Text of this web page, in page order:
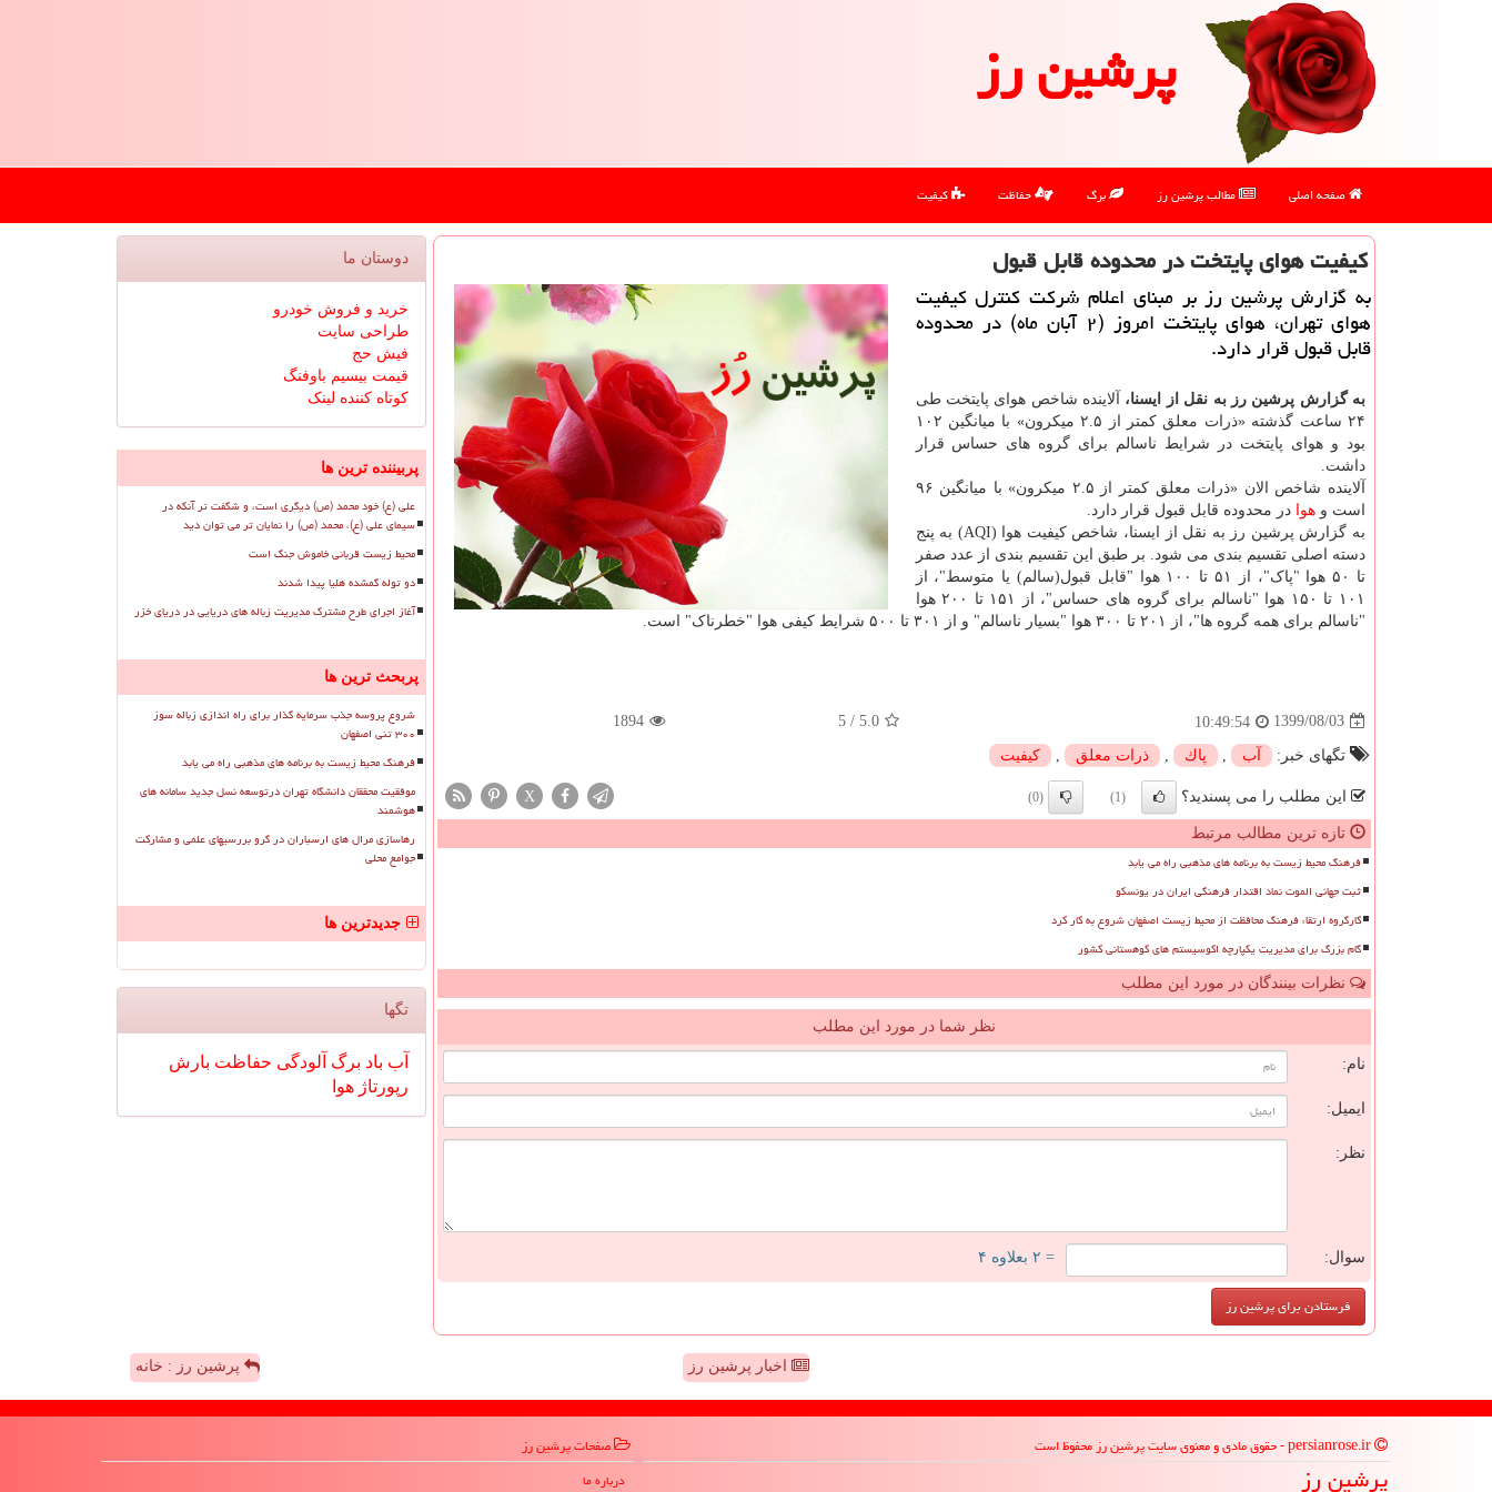
پرشین رز
صفحه اصلی مطالب پرشین رز برگ حفاظت کیفیت
كیفیت هوای پایتخت در محدوده قابل قبول
به گزارش پرشین رز بر مبنای اعلام شركت كنترل كیفیت
هوای تهران، هوای پایتخت امروز (۲ آبان ماه) در محدوده
قابل قبول قرار دارد.
به گزارش پرشین رز به نقل از ایسنا،
آلاینده شاخص هوای پایتخت طی
۲۴ ساعت گذشته «ذرات معلق کمتر از ۲.۵ میکرون» با میانگین ۱۰۲
بود و هوای پایتخت در شرایط ناسالم برای گروه های حساس قرار
داشت.
آلاینده شاخص الان «ذرات معلق کمتر از ۲.۵ میکرون» با میانگین ۹۶
است و هوا در محدوده قابل قبول قرار دارد.
به گزارش پرشین رز به نقل از ایسنا، شاخص کیفیت هوا (AQI) به پنج
دسته اصلی تقسیم بندی می شود. بر طبق این تقسیم بندی از عدد صفر
تا ۵۰ هوا "پاک"، از ۵۱ تا ۱۰۰ هوا "قابل قبول(سالم) یا متوسط"، از
۱۰۱ تا ۱۵۰ هوا "ناسالم برای گروه های حساس"، از ۱۵۱ تا ۲۰۰ هوا
"ناسالم برای همه گروه ها"، از ۲۰۱ تا ۳۰۰ هوا "بسیار ناسالم" و از ۳۰۱ تا ۵۰۰ شرایط کیفی هوا "خطرناک" است.
1399/08/03
10:49:54
5.0
/
5
1894
تگهای خبر: آب پاك ذرات معلق كیفیت
این مطلب را می پسندید؟ (1)
(0)
X
تازه ترین مطالب مرتبط
فرهنگ محیط زیست به برنامه های مذهبی راه می یابد
ثبت جهانی الموت نماد اقتدار فرهنگی ایران در یونسکو
کارگروه ارتقاء فرهنگ محافظت از محیط زیست اصفهان شروع به کار کرد
گام بزرگ برای مدیریت یکپارچه اکوسیستم های کوهستانی کشور
نظرات بینندگان در مورد این مطلب
نظر شما در مورد این مطلب
نام:
ایمیل:
نظر:
سوال: = ۲ بعلاوه ۴
دوستان ما
خرید و فروش خودرو
طراحی سایت
فیش حج
قیمت بیسیم باوفنگ
کوتاه کننده لینک
پربیننده ترین ها
علی (ع) خود محمد (ص) دیگری است، و شگفت تر آنکه در
سیمای علی (ع)، محمد (ص) را نمایان تر می توان دید
محیط زیست قربانی خاموش جنگ است
دو توله گمشده هلیا پیدا شدند
آغاز اجرای طرح مشترک مدیریت زباله های دریایی در دریای خزر
پربحث ترین ها
شروع پروسه جذب سرمایه گذار برای راه اندازی زباله سوز
۳۰۰ تنی اصفهان
فرهنگ محیط زیست به برنامه های مذهبی راه می یابد
موفقیت محققان دانشگاه تهران درتوسعه نسل جدید سامانه های
هوشمند
رهاسازی مرال های ارسباران در گرو بررسیهای علمی و مشارکت
جوامع محلی
جدیدترین ها
تگها
آب باد برگ آلودگی حفاظت بارش
رپورتاژ هوا
اخبار پرشین رز پرشین رز : خانه
پرشین رز
صفحات پرشین رز
درباره ما